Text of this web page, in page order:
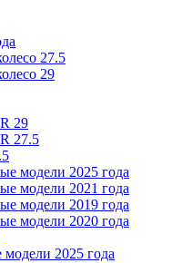
27.5
29
29
27.5
модели 2025 года
модели 2021 года
модели 2019 года
модели 2020 года
2025 года